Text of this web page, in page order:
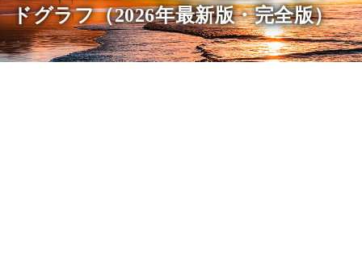
ドグラフ（2026年最新版・完全版）